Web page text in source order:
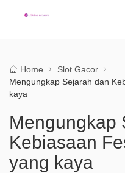
Home
Slot Gacor
Mengungkap Sejarah dan
kaya
Mengungkap
Kebiasaan
yang kaya